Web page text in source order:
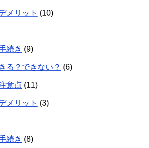
メリット (10)
続き (9)
る？できない？ (6)
意点 (11)
メリット (3)
続き (8)